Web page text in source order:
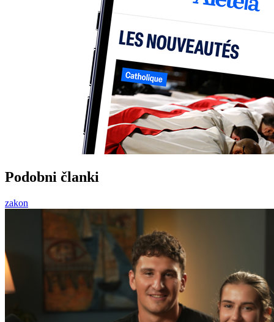
Podobni članki
zakon